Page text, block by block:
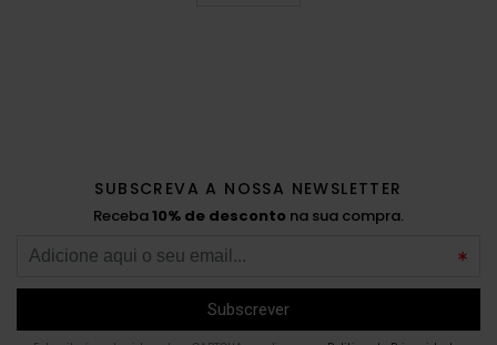
SUBSCREVA A NOSSA NEWSLETTER
Receba10% de desconto na sua compra.